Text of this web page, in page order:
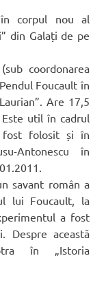
corpul nou al
din Galați de pe
coordonarea
Foucault în
Are 17,5
util în cadrul
fost folosit și în
Antonescu în
savant român a
lui Foucault, la
a fost
Despre această
în „Istoria